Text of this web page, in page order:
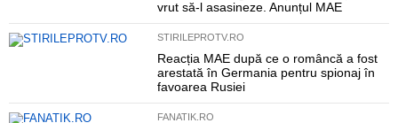
vrut să-l asasineze. Anunțul MAE
STIRILEPROTV.RO
Reacția MAE după ce o româncă a fost
arestată în Germania pentru spionaj în
favoarea Rusiei
FANATIK.RO